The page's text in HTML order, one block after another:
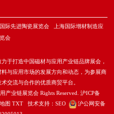
际先进陶瓷展览会
上海国际增材制造应
会
于打造中国磁材与应用产业链品牌展会，
与应用市场的发展方向和动态，为参展商
交流与合作的优质商贸平台。
业链展览会 Rights Reserved. 沪ICP备
图 TXT技术支持： SEO
沪公网安备